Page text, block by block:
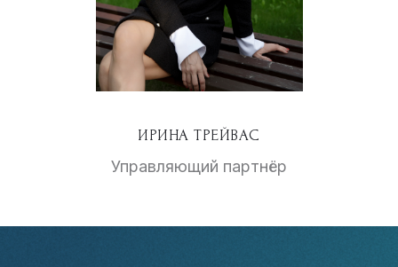
ИРИНА ТРЕЙВАС
Управляющий партнёр